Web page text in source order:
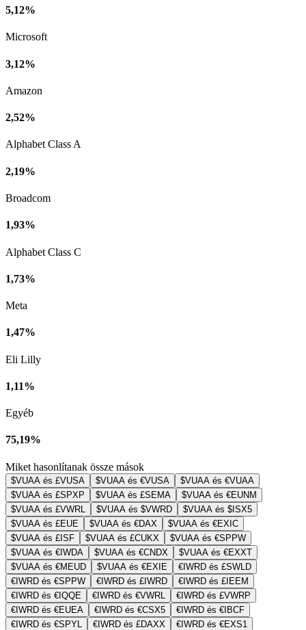
5,12%
Microsoft
3,12%
Amazon
2,52%
Alphabet Class A
2,19%
Broadcom
1,93%
Alphabet Class C
1,73%
Meta
1,47%
Eli Lilly
1,11%
Egyéb
75,19%
Miket hasonlítanak össze mások
$VUAA és £VUSA $VUAA és €VUSA
$VUAA és €VUAA
$VUAA és £SPXP
$VUAA és £SEMA
$VUAA és €EUNM
$VUAA és £VWRL
$VUAA és $VWRD
$VUAA és $ISX5
$VUAA és £EUE
$VUAA és €DAX
$VUAA és €EXIC
$VUAA és £ISF
$VUAA és £CUKX
$VUAA és €SPPW
$VUAA és €IWDA
$VUAA és €CNDX
$VUAA és €EXXT
$VUAA és €MEUD
$VUAA és €EXIE
€IWRD és £SWLD
€IWRD és €SPPW
€IWRD és £IWRD
€IWRD és £IEEM
€IWRD és €IQQE
€IWRD és €VWRL
€IWRD és £VWRP
€IWRD és €EUEA
€IWRD és €CSX5
€IWRD és €IBCF
€IWRD és €SPYL
€IWRD és £DAXX
€IWRD és €EXS1